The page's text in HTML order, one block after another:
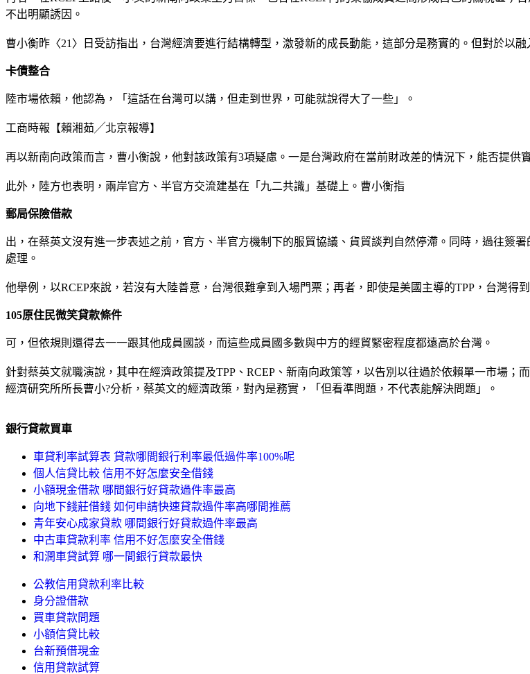
不出明顯誘因。
曹小衡昨〈21〉日受訪指出，台灣經濟要進行結構轉型，激發新的成長動能，這部分是務實的。但對於以
卡債整合
陸市場依賴，他認為，「這話在台灣可以講，但走到世界，可能就說得大了一些」。
工商時報【賴湘茹╱北京報導】
再以新南向政策而言，曹小衡說，他對該政策有3項疑慮。一是台灣政府在當前財政差的情況下，能否提供
此外，陸方也表明，兩岸官方、半官方交流建基在「九二共識」基礎上。曹小衡指
郵局保險借款
出，在蔡英文沒有進一步表述之前，官方、半官方機制下的服貿協議、貨貿談判自然停滯。同時，過往簽
處理。
他舉例，以RCEP來說，若沒有大陸善意，台灣很難拿到入場門票；再者，即使是美國主導的TPP，台灣得
105原住民微笑貸款條件
可，但依規則還得去一一跟其他成員國談，而這些成員國多數與中方的經貿緊密程度都遠高於台灣。
針對蔡英文就職演說，其中在經濟政策提及TPP、RCEP、新南向政策等，以告別以往過於依賴單一市場
經濟研究所所長曹小?分析，蔡英文的經濟政策，對內是務實，「但看準問題，不代表能解決問題」。
銀行貸款買車
車貸利率試算表 貸款哪間銀行利率最低過件率100%呢
個人信貸比較 信用不好怎麼安全借錢
小額現金借款 哪間銀行好貸款過件率最高
向地下錢莊借錢 如何申請快速貸款過件率高哪間推薦
青年安心成家貸款 哪間銀行好貸款過件率最高
中古車貸款利率 信用不好怎麼安全借錢
和潤車貸試算 哪一間銀行貸款最快
公教信用貸款利率比較
身分證借款
買車貸款問題
小額信貸比較
台新預借現金
信用貸款試算